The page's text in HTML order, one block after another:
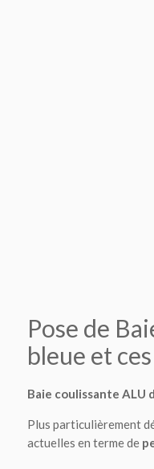
Pose de
bleue et
Baie coulissante ALU
Plus particulièrement
actuelles en terme de